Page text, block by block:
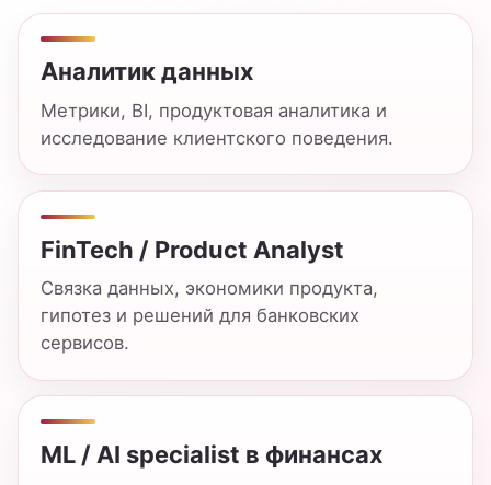
рекомендаций, скоринга, риск-аналитики и
автоматизации решений.
Как поступить
Поступление идет через выбранный вуз-
и пройти вступительное испытание по
направлению подготовки.
1